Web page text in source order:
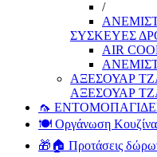
/
ΣΥΣΚΕΥΕΣ
AIR
ΑΞΕΣΟΥΑΡ
ΑΞΕΣΟΥΑΡ
🦟
🍽️ Οργάνωση
🎁🏠 Προτάσεις δώρων